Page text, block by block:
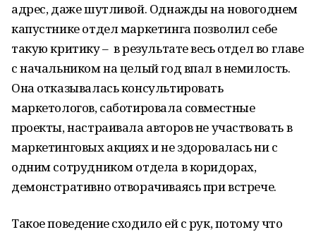
адрес, даже шутливой. Однажды на новогоднем
капустнике отдел маркетинга позволил себе
такую критику – в результате весь отдел во главе
с начальником на целый год впал в немилость.
Она отказывалась консультировать
маркетологов, саботировала совместные
проекты, настраивала авторов не участвовать в
маркетинговых акциях и не здоровалась ни с
одним сотрудником отдела в коридорах,
демонстративно отворачиваясь при встрече.
Такое поведение сходило ей с рук, потому что